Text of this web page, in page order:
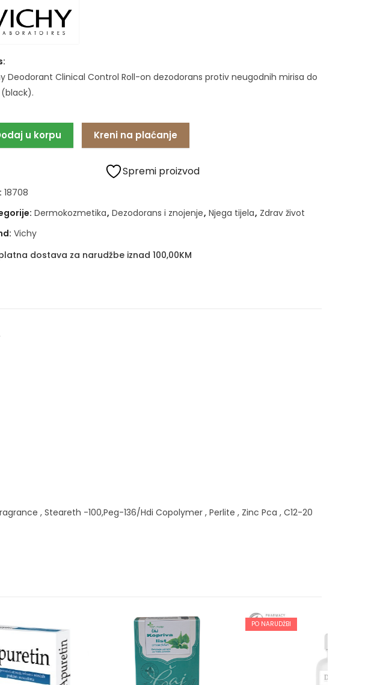
Deodorant Clinical Control Roll-on dezodorans protiv neugodnih mirisa do
u korpu Kreni na plaćanje
Spremi proizvod
18708
Dermokozmetika, Dezodorans i znojenje, Njega tijela, Zdrav život
Vichy
dostava za narudžbe iznad 100,00KM
, Steareth -100,Peg-136/Hdi Copolymer , Perlite , Zinc Pca , C12-20
PO NARUDŽBI